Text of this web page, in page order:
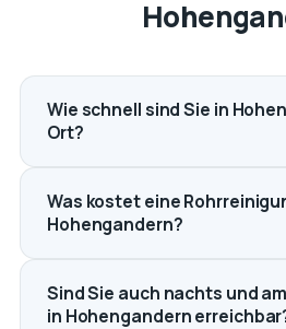
Wie schnell sind Sie in
Ort?
Was kostet eine
Hohengandern?
Sind Sie auch nachts und
in Hohengandern